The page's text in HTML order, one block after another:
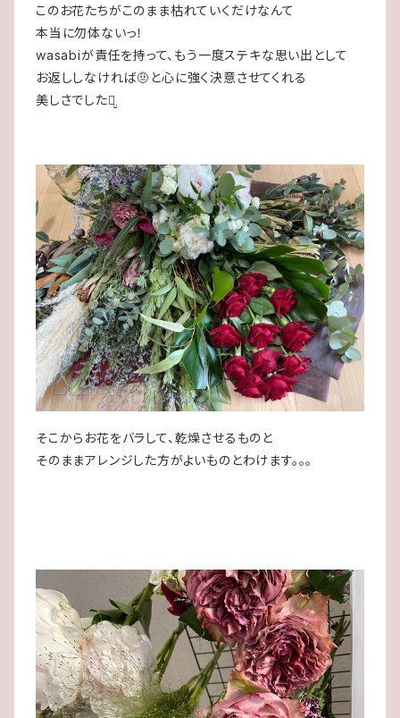
このお花たちがこのまま枯れていくだけなんて
本当に勿体ないっ！
wasabiが責任を持って、もう一度ステキな思い出として
お返ししなければ🤨と心に強く決意させてくれる
美しさでした‪ꪔ̤̮
そこからお花をバラして、乾燥させるものと
そのままアレンジした方がよいものとわけます。。。